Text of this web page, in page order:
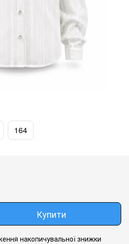
164
Купити
накопичувальної знижки